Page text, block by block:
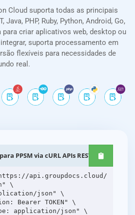
Cloud suporta todas as principais
Java, PHP, Ruby, Python, Android, Go,
para criar aplicativos web, desktop ou
suporta processamento em
flexíveis para necessidades de
real.
PPSM via cURL APIs REST
api.groupdocs.cloud/
\
json" \
Bearer TOKEN" \
application/json" \